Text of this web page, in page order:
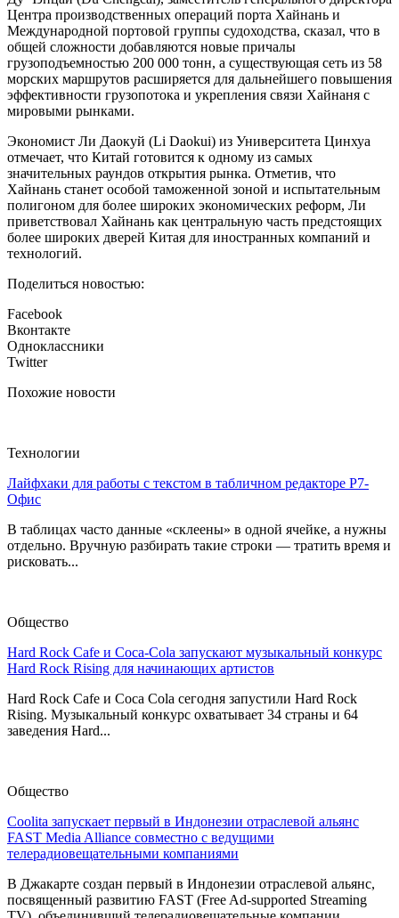
Центра производственных операций порта Хайнань и
Международной портовой группы судоходства, сказал, что в
общей сложности добавляются новые причалы
грузоподъемностью 200 000 тонн, а существующая сеть из 58
морских маршрутов расширяется для дальнейшего повышения
эффективности грузопотока и укрепления связи Хайнаня с
мировыми рынками.
Экономист Ли Даокуй (Li Daokui) из Университета Цинхуа
отмечает, что Китай готовится к одному из самых
значительных раундов открытия рынка. Отметив, что
Хайнань станет особой таможенной зоной и испытательным
полигоном для более широких экономических реформ, Ли
приветствовал Хайнань как центральную часть предстоящих
более широких дверей Китая для иностранных компаний и
технологий.
Поделиться новостью:
Facebook
Вконтакте
Одноклассники
Twitter
Похожие новости
Технологии
Лайфхаки для работы с текстом в табличном редакторе Р7-
Офис
В таблицах часто данные «склеены» в одной ячейке, а нужны
отдельно. Вручную разбирать такие строки — тратить время и
рисковать...
Общество
Hard Rock Cafe и Coca-Cola запускают музыкальный конкурс
Hard Rock Rising для начинающих артистов
Hard Rock Cafe и Coca Cola сегодня запустили Hard Rock
Rising. Музыкальный конкурс охватывает 34 страны и 64
заведения Hard...
Общество
Coolita запускает первый в Индонезии отраслевой альянс
FAST Media Alliance совместно с ведущими
телерадиовещательными компаниями
В Джакарте создан первый в Индонезии отраслевой альянс,
посвященный развитию FAST (Free Ad-supported Streaming